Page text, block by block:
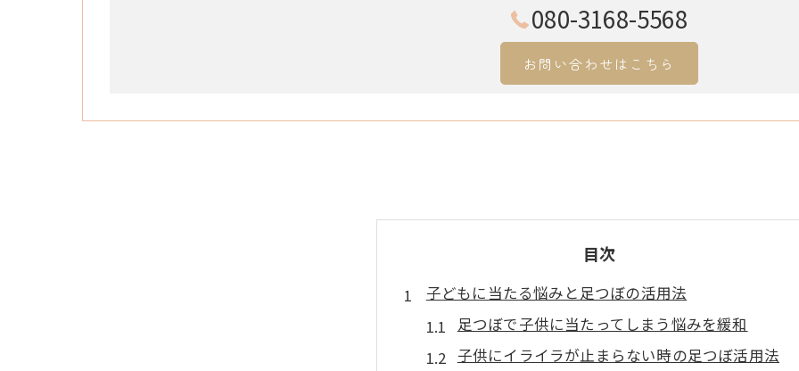
080-3168-5568
お問い合わせはこちら
目次
子どもに当たる悩みと足つぼの活用法
足つぼで子供に当たってしまう悩みを緩和
子供にイライラが止まらない時の足つぼ活用法